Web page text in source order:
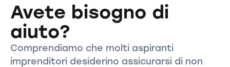
Avete bisogno di
aiuto?
Comprendiamo che molti aspiranti
imprenditori desiderino assicurarsi di non